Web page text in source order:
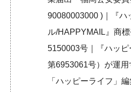
90080003000 )｜『ハ
ル/HAPPYMAIL』商
5150003号｜『ハッ
第6953061号）が運用
「ハッピーライフ」